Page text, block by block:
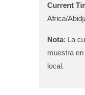
Current
Africa/
Nota: La
muestra
local.